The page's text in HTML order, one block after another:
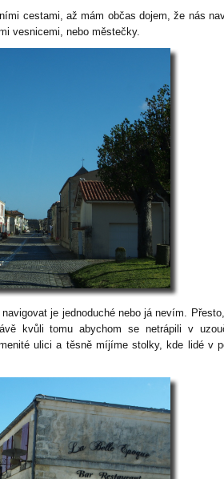
cestami, až mám občas dojem, že nás
vesnicemi, nebo městečky.
je jednoduché nebo já nevím.
kvůli tomu abychom se netrápili v
ulici a těsně míjíme stolky, kde lidé v